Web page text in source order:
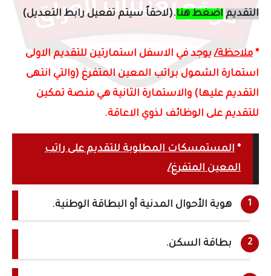
التقديم اضغط هنا.(لاحقاً سيتم تفعيل رابط التعديل)
* ملاحظة/يوجد في الاسفل استمارتين للتقديم الاولى
استمارة الشمول براتب المعين المتفرغ (والتي انتهى
التقديم عليها) والاستمارة الثانية هي منصة تمكين
للتقديم على الوظائف لذوي الاعاقة.
* المستمسكات المطلوبة للتقديم على راتب
المعين المتفرغ/
هوية الأحوال المدنية أو البطاقة الوطنية.
بطاقة السكن.